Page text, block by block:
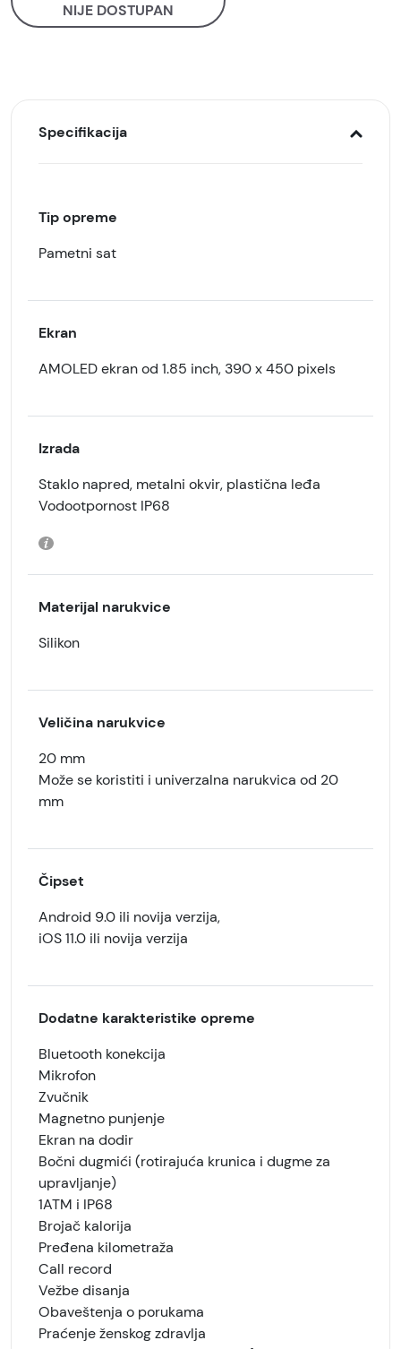
NIJE DOSTUPAN
Specifikacija
Tip opreme
Pametni sat
Ekran
AMOLED ekran od 1.85 inch, 390 x 450 pixels
Izrada
Staklo napred, metalni okvir, plastična leđa
Vodootpornost IP68
Materijal narukvice
Silikon
Veličina narukvice
20 mm
Može se koristiti i univerzalna narukvica od 20
mm
Čipset
Android 9.0 ili novija verzija,
iOS 11.0 ili novija verzija
Dodatne karakteristike opreme
Bluetooth konekcija
Mikrofon
Zvučnik
Magnetno punjenje
Ekran na dodir
Bočni dugmići (rotirajuća krunica i dugme za
upravljanje)
1ATM i IP68
Brojač kalorija
Pređena kilometraža
Call record
Vežbe disanja
Obaveštenja o porukama
Praćenje ženskog zdravlja